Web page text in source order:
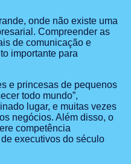
onde não existe uma
Compreender as
de comunicação e
importante para
e princesas de pequenos
todo mundo”,
lugar, e muitas vezes
negócios. Além disso, o
competência
executivos do século